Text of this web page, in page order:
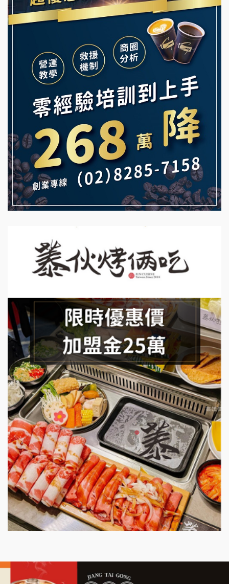
Ramble Café 漫步藍咖啡加盟說明會
微風亭鐵板燒加盟說明會
鮮茶道加盟說明會
【曉妍美妝】誠徵行政櫃檯
自助洗衣店誠徵代洗收送人員(台中市)
MUSHEN徵SPA美容芳療師
日十。早午食加盟說明會
拾鑶火鍋加盟說明會
韓金量加盟說明會
Mr.Wish加盟說明會
白鬍泡泡 BOHO POPO加盟說明會
雞咕雞咕加盟說明會
TEA TOP加盟說明會
珍好味臭臭鍋加盟說明會
藍象廷泰式火鍋加盟說明會
上宇林加盟說明會
莫尼早餐Morni加盟說明會
手作功夫茶加盟說明會
SHARE TEA歇腳亭加盟說明會
潮味決-湯滷專門店加盟說明會
鬍子茶加盟說明會
鮮茶道加盟說明會
微風亭鐵板燒加盟說明會
漫步藍咖啡加盟說明會
明石章魚燒加盟說明會
出櫃加盟說明會
千香漢堡加盟說明會
拉亞漢堡加盟說明會